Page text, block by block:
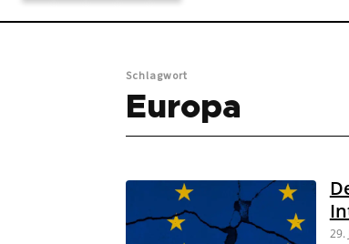
Schlagwort
Europa
29.